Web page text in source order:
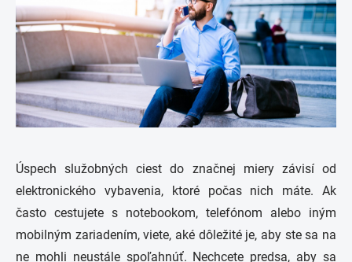
Úspech služobných ciest do značnej miery závisí od
elektronického vybavenia, ktoré počas nich máte. Ak
často cestujete s notebookom, telefónom alebo iným
mobilným zariadením, viete, aké dôležité je, aby ste sa na
ne mohli neustále spoľahnúť. Nechcete predsa, aby sa